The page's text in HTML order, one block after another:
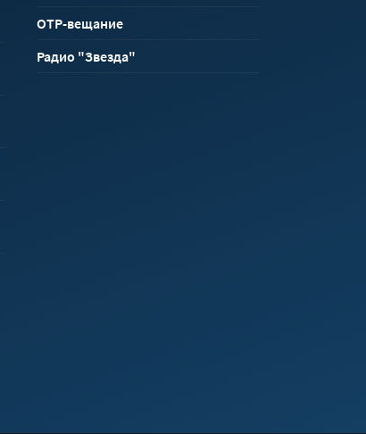
ОТР-вещание
Радио "Звезда"